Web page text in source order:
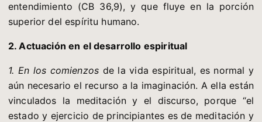
entendimiento (CB 36,9), y que fluye en la porción
superior del espíritu humano.
2. Actuación en el desarrollo espiritual
1. En los comienzos de la vida espiritual, es normal y
aún necesario el recurso a la imaginación. A ella están
vinculados la meditación y el discurso, porque “el
estado y ejercicio de principiantes es de meditación y